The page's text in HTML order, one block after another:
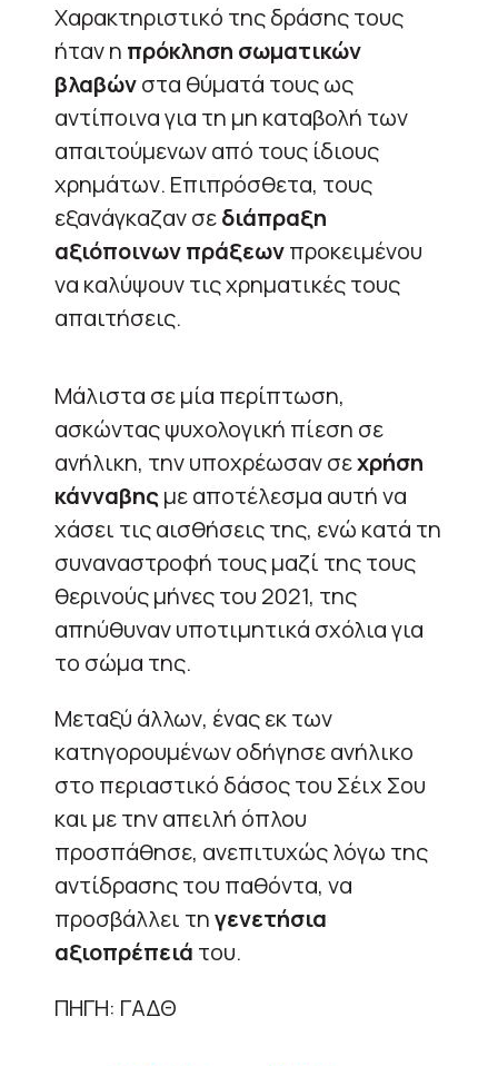
Χαρακτηριστικό της δράσης τους
ήταν η πρόκληση σωματικών
βλαβώνστα θύματά τους ως
αντίποινα για τη μη καταβολή των
απαιτούμενων από τους ίδιους
χρημάτων. Επιπρόσθετα, τους
εξανάγκαζαν σεδιάπραξη
αξιόποινων πράξεωνπροκειμένου
να καλύψουν τις χρηματικές τους
απαιτήσεις.
Μάλιστα σε μία περίπτωση,
ασκώντας ψυχολογική πίεση σε
ανήλικη, την υποχρέωσαν σεχρήση
κάνναβηςμε αποτέλεσμα αυτή να
χάσει τις αισθήσεις της, ενώ κατά τη
συναναστροφή τους μαζί της τους
θερινούς μήνες του 2021, της
απηύθυναν υποτιμητικά σχόλια για
το σώμα της.
Μεταξύ άλλων, ένας εκ των
κατηγορουμένων οδήγησε ανήλικο
στο περιαστικό δάσος του Σέιχ Σου
και με την απειλή όπλου
προσπάθησε, ανεπιτυχώς λόγω της
αντίδρασης του παθόντα, να
προσβάλλει τηγενετήσια
αξιοπρέπειά του.
ΠΗΓΗ: ΓΑΔΘ